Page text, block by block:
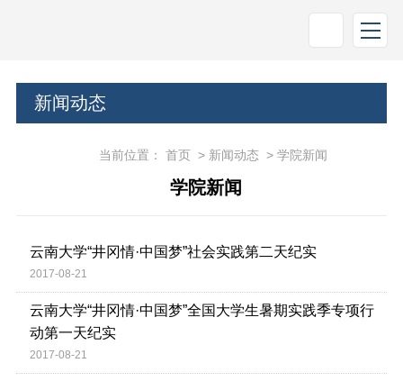
新闻动态
当前位置： 首页> 新闻动态> 学院新闻
学院新闻
云南大学“井冈情·中国梦”社会实践第二天纪实
2017-08-21
云南大学“井冈情·中国梦”全国大学生暑期实践季专项行
动第一天纪实
2017-08-21